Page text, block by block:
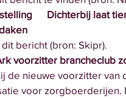
Dichterbij laat
daken
bericht (bron: Skipr).
voorzitter brancheclub
de nieuwe voorzitter van
voor zorgboerderijen.